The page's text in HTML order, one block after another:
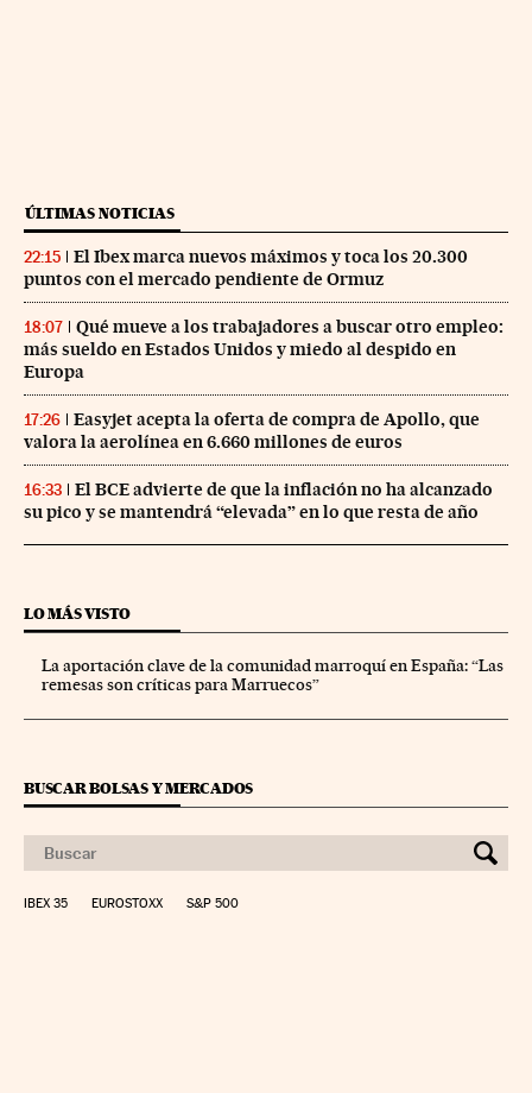
ÚLTIMAS NOTICIAS
22:15
El Ibex marca nuevos máximos y toca los 20.300
puntos con el mercado pendiente de Ormuz
18:07
Qué mueve a los trabajadores a buscar otro empleo:
más sueldo en Estados Unidos y miedo al despido en
Europa
17:26
Easyjet acepta la oferta de compra de Apollo, que
valora la aerolínea en 6.660 millones de euros
16:33
El BCE advierte de que la inflación no ha alcanzado
su pico y se mantendrá “elevada” en lo que resta de año
LO MÁS VISTO
La aportación clave de la comunidad marroquí en España: “Las
remesas son críticas para Marruecos”
BUSCAR BOLSAS Y MERCADOS
IBEX 35 EUROSTOXX S&P 500